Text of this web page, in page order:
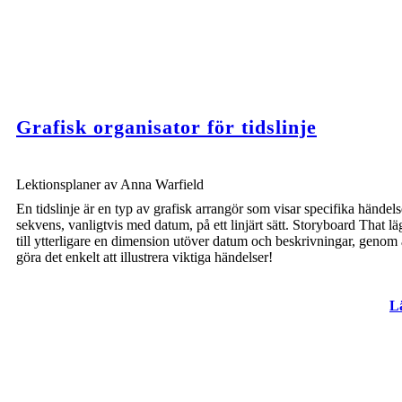
BRÄNNING PÅ FORT SUMTER
Grafisk organisator för tidslinje
Lektionsplaner av Anna Warfield
En tidslinje är en typ av grafisk arrangör som visar specifika
sekvens, vanligtvis med datum, på ett linjärt sätt. Storyboard That
till ytterligare en dimension utöver datum och beskrivningar, genom
göra det enkelt att illustrera viktiga händelser!